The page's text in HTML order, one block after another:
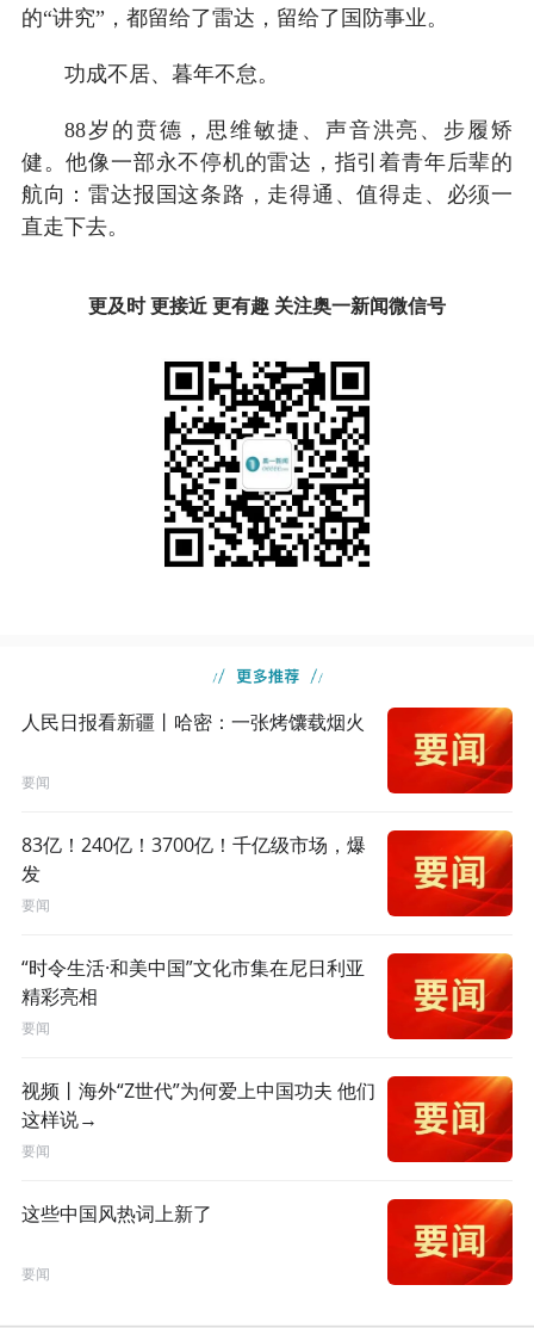
的“讲究”，都留给了雷达，留给了国防事业。
功成不居、暮年不怠。
88岁的贲德，思维敏捷、声音洪亮、步履矫
健。他像一部永不停机的雷达，指引着青年后辈的
航向：雷达报国这条路，走得通、值得走、必须一
直走下去。
更及时 更接近 更有趣 关注奥一新闻微信号
人民日报看新疆丨哈密：一张烤馕载烟火
要闻
83亿！240亿！3700亿！千亿级市场，爆
发
要闻
“时令生活·和美中国”文化市集在尼日利亚
精彩亮相
要闻
视频丨海外“Z世代”为何爱上中国功夫 他们
这样说→
要闻
这些中国风热词上新了
要闻